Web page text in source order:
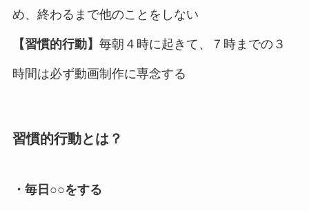
め、終わるまで他のことをしない
【習慣的行動】 毎朝４時に起きて、７時までの３
時間は必ず動画制作に専念する
習慣的行動とは？
・毎日○○をする